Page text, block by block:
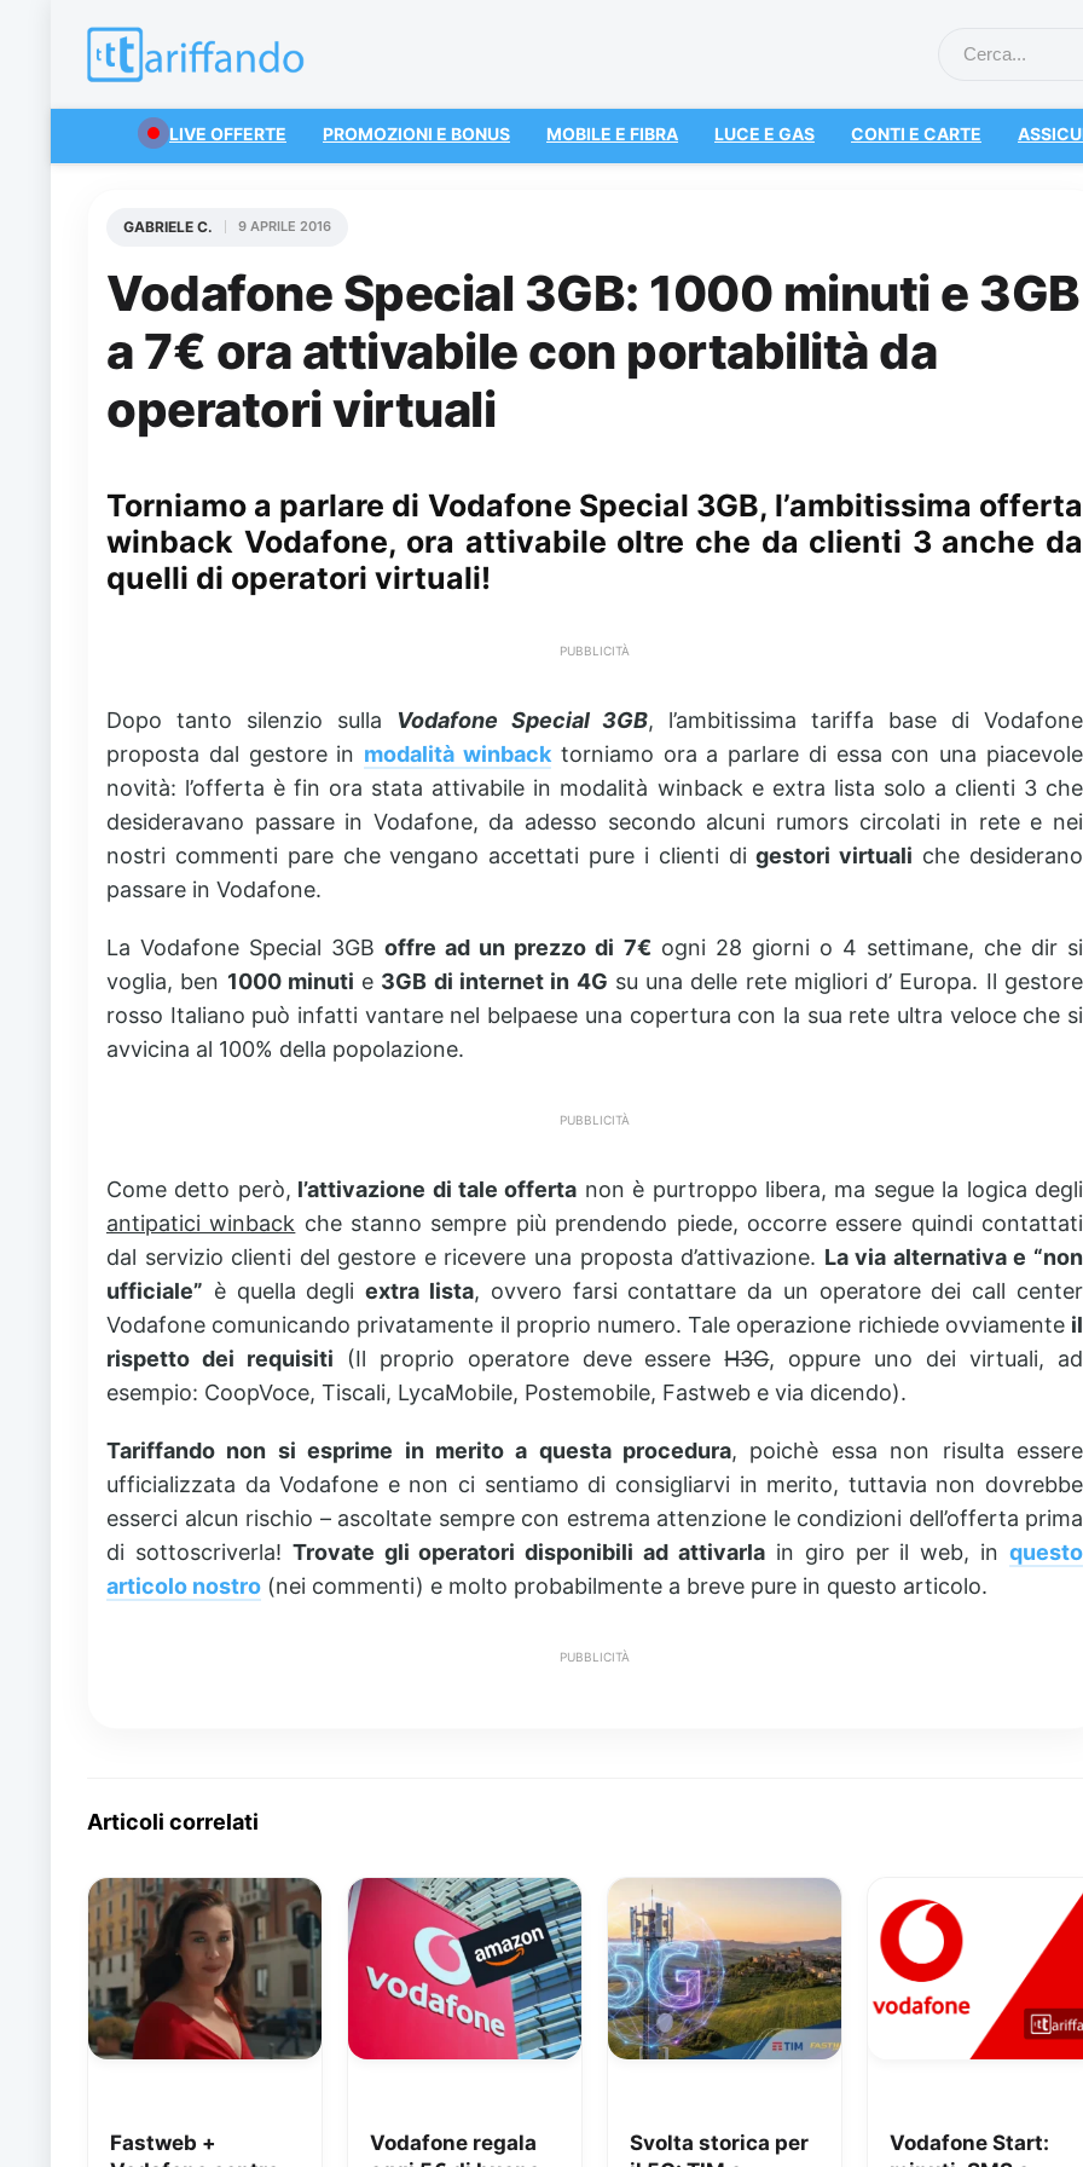
LIVE OFFERTE PROMOZIONI E BONUS MOBILE E FIBRA LUCE E GAS CONTI E CARTE
Vodafone Special 3GB: 1000 minuti e 3GB
a 7€ ora attivabile con portabilità da
operatori virtuali
GABRIELE C. 9 APRILE 2016
Torniamo a parlare di Vodafone Special 3GB, l’ambitissima offerta
winback Vodafone, ora attivabile oltre che da clienti 3 anche da
quelli di operatori virtuali!
PUBBLICITÀ
Dopo tanto silenzio sulla Vodafone Special 3GB, l’ambitissima tariffa base di Vodafone
proposta dal gestore in modalità winbacktorniamo ora a parlare di essa con una piacevole
novità: l’offerta è fin ora stata attivabile in modalità winback e extra lista solo a clienti 3 che
desideravano passare in Vodafone, da adesso secondo alcuni rumors circolati in rete e nei
nostri commenti pare che vengano accettati pure i clienti digestori virtuali che desiderano
passare in Vodafone.
La Vodafone Special 3GBoffre ad un prezzo di 7€ ogni 28 giorni o 4 settimane, che dir si
voglia, ben 1000 minuti e 3GB di internet in 4G su una delle rete migliori d’ Europa. Il gestore
rosso Italiano può infatti vantare nel belpaese una copertura con la sua rete ultra veloce che si
avvicina al 100% della popolazione.
PUBBLICITÀ
Come detto però, l’attivazione di tale offerta non è purtroppo libera, ma segue la logica degli
antipatici winback che stanno sempre più prendendo piede, occorre essere quindi contattati
dal servizio clienti del gestore e ricevere una proposta d’attivazione. La via alternativa e “non
ufficiale” è quella degliextra lista, ovvero farsi contattare da un operatore dei call center
Vodafone comunicando privatamente il proprio numero. Tale operazione richiede ovviamente il
rispetto dei requisiti (Il proprio operatore deve essereH3G, oppure uno dei virtuali, ad
esempio: CoopVoce, Tiscali, LycaMobile, Postemobile, Fastweb e via dicendo).
Tariffando non si esprime in merito a questa procedura, poichè essa non risulta essere
ufficializzata da Vodafone e non ci sentiamo di consigliarvi in merito, tuttavia non dovrebbe
esserci alcun rischio – ascoltate sempre con estrema attenzione le condizioni dell’offerta prima
di sottoscriverla! Trovate gli operatori disponibili ad attivarla in giro per il web, inquesto
articolo nostro (nei commenti) e molto probabilmente a breve pure in questo articolo.
PUBBLICITÀ
Articoli correlati
Fastweb +
Vodafone regala
Svolta storica per
Vodafone Start: